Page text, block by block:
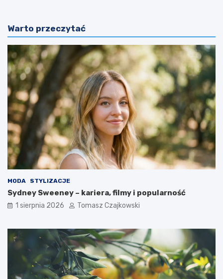
Warto przeczytać
MODA STYLIZACJE
Sydney Sweeney – kariera, filmy i popularność
1 sierpnia 2026 Tomasz Czajkowski